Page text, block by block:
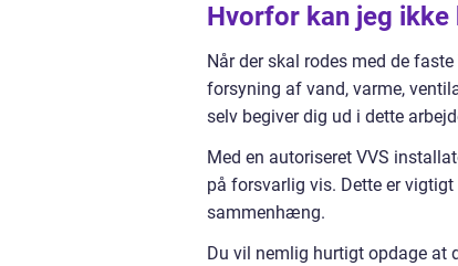
Hvorfor kan jeg ikke
Når der skal rodes med de
forsyning af vand, varme,
selv begiver dig ud i dette
Med en autoriseret VVS
på forsvarlig vis. Dette er
sammenhæng.
Du vil nemlig hurtigt opdage